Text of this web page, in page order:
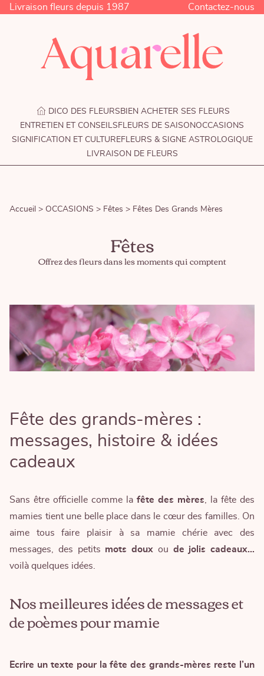
Livraison fleurs depuis 1987 Contactez-nous
DICO DES FLEURS BIEN ACHETER SES FLEURS
ENTRETIEN ET CONSEILS FLEURS DE SAISON OCCASIONS
SIGNIFICATION ET CULTUREFLEURS & SIGNE ASTROLOGIQUE
LIVRAISON DE FLEURS
Accueil > OCCASIONS > Fêtes > Fêtes Des Grands Mères
Fêtes
Offrez des fleurs dans les moments qui comptent
Fête des grands-mères :
messages, histoire & idées
cadeaux
Sans être officielle comme la fête des mères , la fête des
mamies tient une belle place dans le cœur des familles. On
aime tous faire plaisir à sa mamie chérie avec des
messages, des petits mots doux ou de jolis cadeaux…
voilà quelques idées.
Nos meilleures idées de messages et
de poèmes pour mamie
Ecrire un texte pour la fête des grands-mères reste l’un